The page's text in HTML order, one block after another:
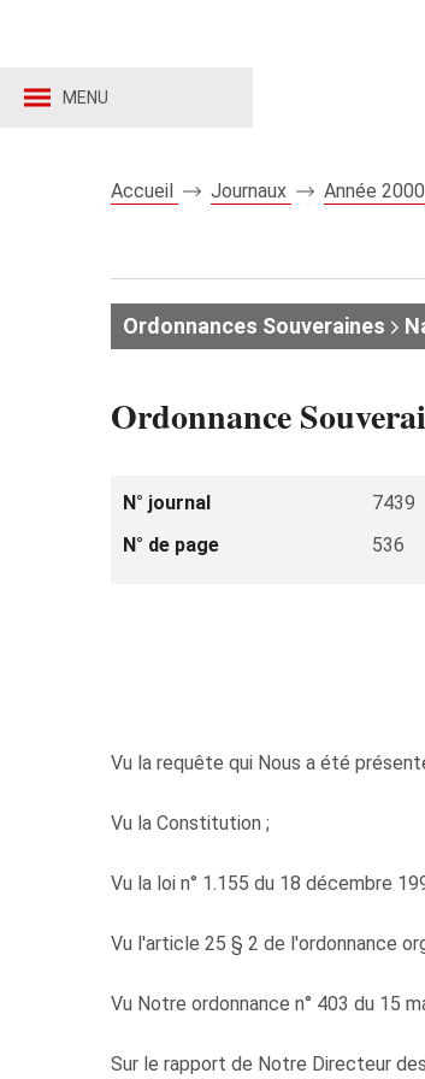
MENU
Accueil Journaux Année 2000
Ordonnances Souveraines
Ordonnance
N° journal 7439
N° de page
536
Vu la requête qui Nous a été
Vu la Constitution ;
Vu la loi n° 1.155 du 18 décembre
Vu l'article 25 § 2 de l'ordonnance
Vu Notre ordonnance n° 403 du 15
Sur le rapport de Notre Directeur